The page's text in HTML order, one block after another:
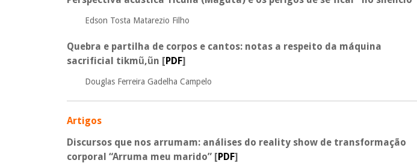
Edson Tosta Matarezio Filho
Quebra e partilha de corpos e cantos: notas a respeito da máquina
sacrificial tikmũ,ũn [PDF]
Douglas Ferreira Gadelha Campelo
Artigos
Discursos que nos arrumam: análises do reality show de transformação
corporal “Arruma meu marido” [PDF]